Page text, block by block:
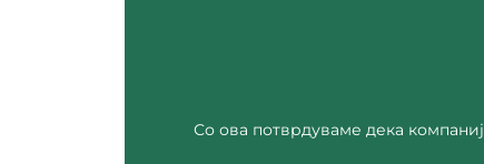
Со ова потврдуваме дека